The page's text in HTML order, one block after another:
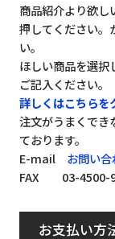
商品紹介より欲し
押してください。
い。
ほしい商品を選択
ご記入ください。
詳しくはこちらを
注文がうまくで
ております。
E-mail お問い
FAX 03-4500-
お支払い方